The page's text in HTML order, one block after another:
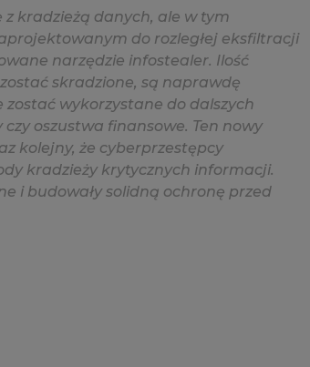
kradzieżą danych, ale w tym
do rozległej eksfiltracji
narzędzie infostealer. Ilość
skradzione, są naprawdę
wykorzystane do dalszych
oszustwa finansowe. Ten nowy
kolejny, że cyberprzestępcy
kradzieży krytycznych informacji.
i budowały solidną ochronę przed